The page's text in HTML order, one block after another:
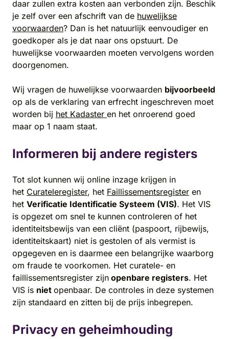
daar zullen extra kosten aan verbonden zijn. Beschik
je zelf over een afschrift van de huwelijkse
voorwaarden? Dan is het natuurlijk eenvoudiger en
goedkoper als je dat naar ons opstuurt. De
huwelijkse voorwaarden moeten vervolgens worden
doorgenomen.
Wij vragen de huwelijkse voorwaarden bijvoorbeeld
op als de verklaring van erfrecht ingeschreven moet
worden bij het Kadaster en het onroerend goed
maar op 1 naam staat.
Informeren bij andere registers
Tot slot kunnen wij online inzage krijgen in
het Curateleregister, het Faillissementsregister en
het Verificatie Identificatie Systeem (VIS). Het VIS
is opgezet om snel te kunnen controleren of het
identiteitsbewijs van een cliënt (paspoort, rijbewijs,
identiteitskaart) niet is gestolen of als vermist is
opgegeven en is daarmee een belangrijke waarborg
om fraude te voorkomen. Het curatele- en
faillissementsregister zijn openbare registers. Het
VIS is niet openbaar. De controles in deze systemen
zijn standaard en zitten bij de prijs inbegrepen.
Privacy en geheimhouding